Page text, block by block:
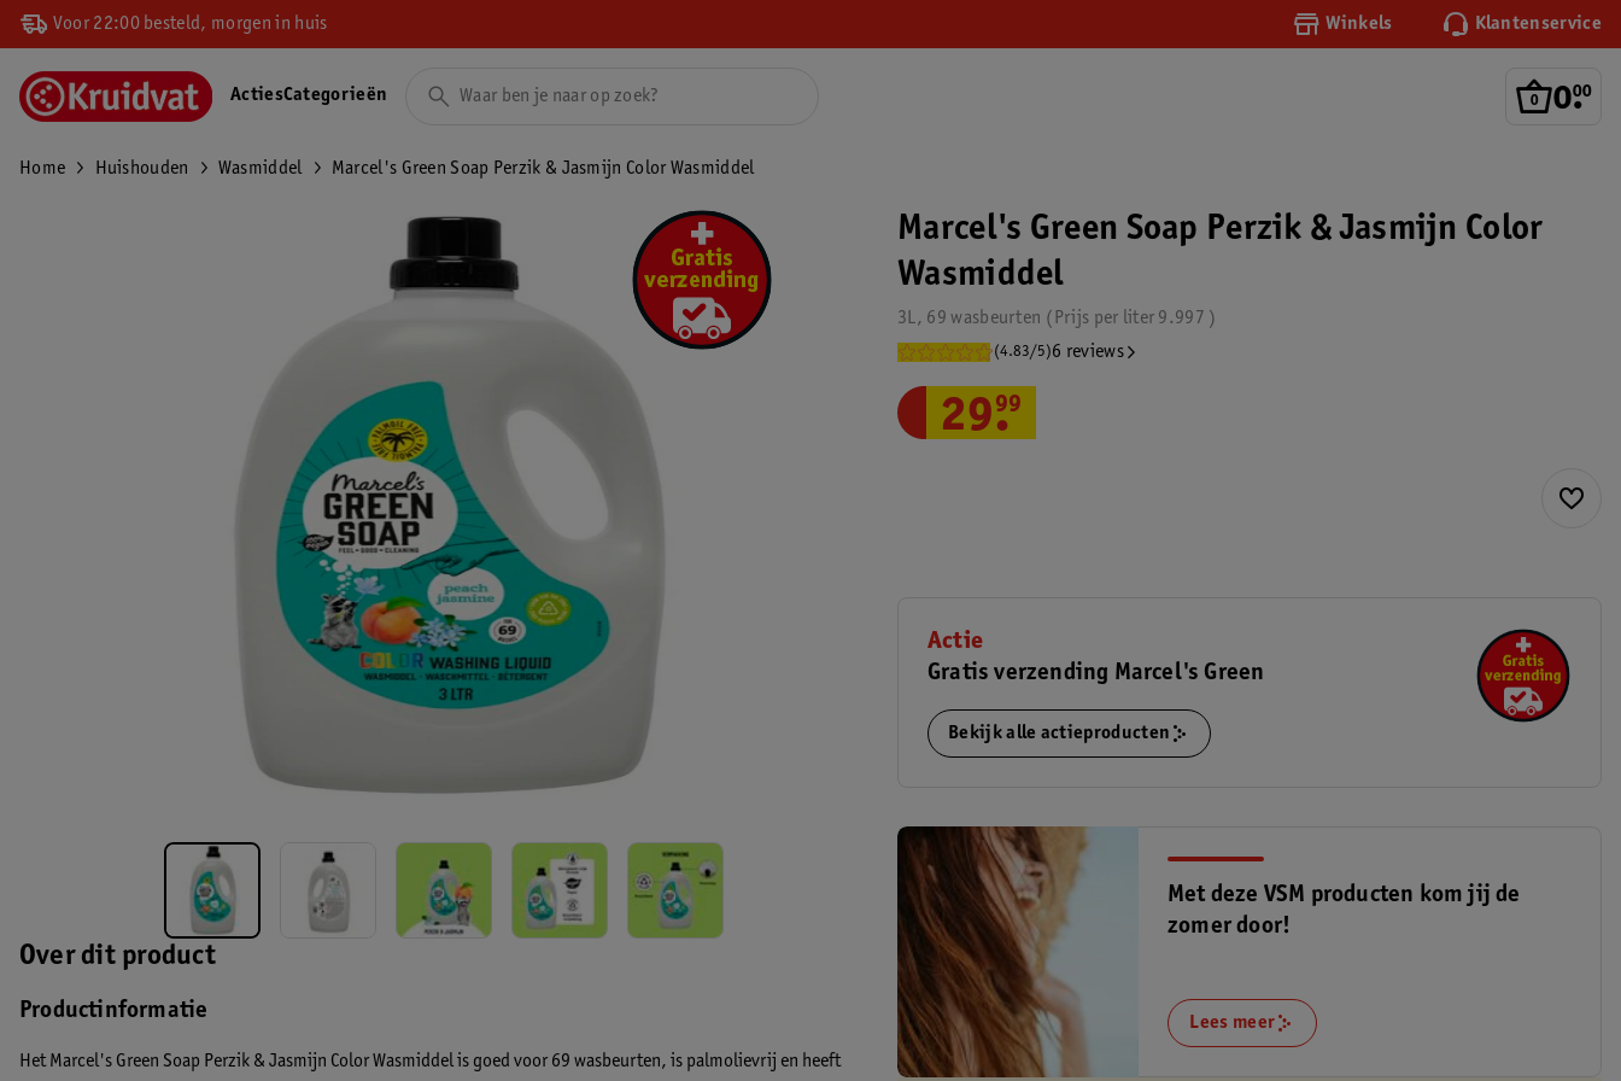
Voor 22:00 besteld, morgen in huis Winkels Klantenservice
0.
00
ActiesCategorieën
Home Huishouden Wasmiddel Marcel's Green Soap Perzik & Jasmijn Color Wasmiddel
Over dit product
Productinformatie
Het Marcel's Green Soap Perzik & Jasmijn Color Wasmiddel is goed voor 69 wasbeurten, is palmolievrij en heeft
Marcel's Green Soap Perzik & Jasmijn Color
Wasmiddel
3L, 69 wasbeurten 9.997
Prijs per liter
(4.83/5)6 reviews
29.
99
Actie
Gratis verzending Marcel's Green
Bekijk alle actieproducten
Met deze VSM producten kom jij de
zomer door!
Lees meer